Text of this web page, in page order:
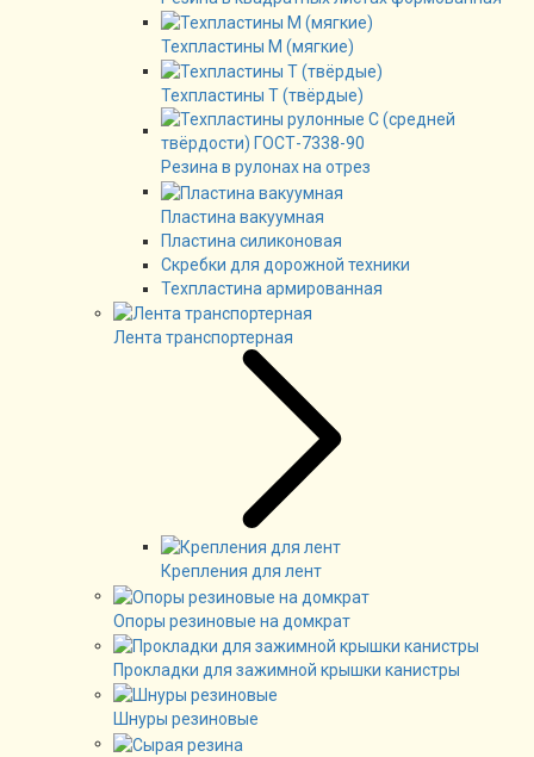
Техпластины М (мягкие)
Техпластины Т (твёрдые)
Резина в рулонах на отрез
Пластина вакуумная
Пластина силиконовая
Скребки для дорожной техники
Техпластина армированная
Лента транспортерная
Крепления для лент
Опоры резиновые на домкрат
Прокладки для зажимной крышки канистры
Шнуры резиновые